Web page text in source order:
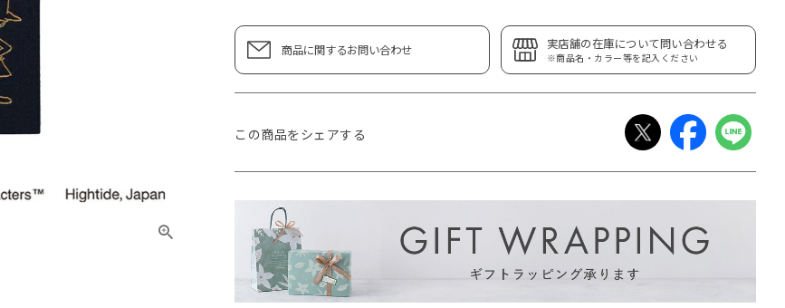
商品に関するお問い合わせ 実店舗の在庫について問い合わせる
※商品名・カラー等を記入ください
この商品をシェアする